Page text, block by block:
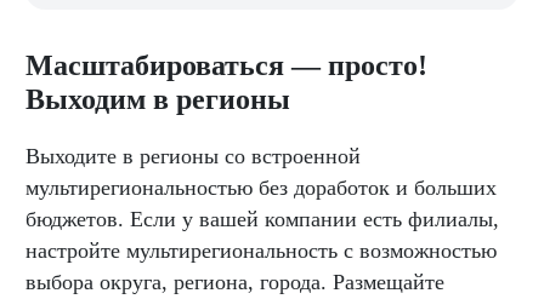
Масштабироваться — просто!
Выходим в регионы
Выходите в регионы со встроенной
мультирегиональностью без доработок и больших
бюджетов. Если у вашей компании есть филиалы,
настройте мультирегиональность с возможностью
выбора округа, региона, города. Размещайте